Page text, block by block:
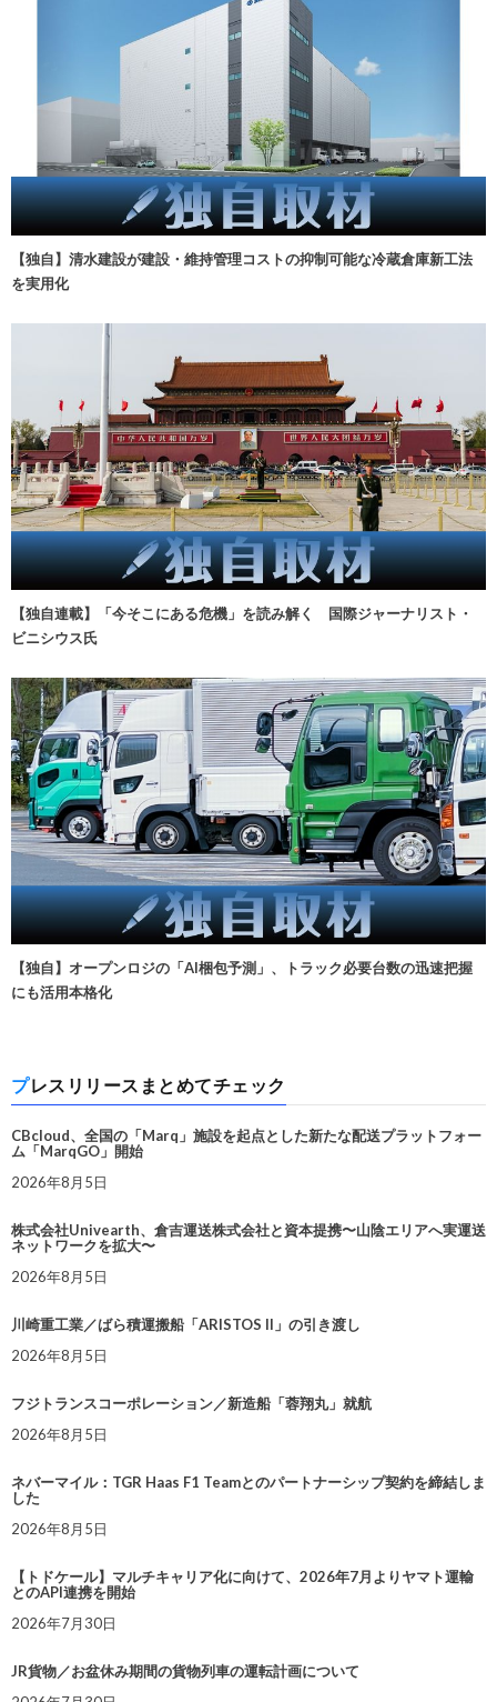
【独自】清水建設が建設・維持管理コストの抑制可能な冷蔵倉庫新工法
を実用化
【独自連載】「今そこにある危機」を読み解く 国際ジャーナリスト・
ビニシウス氏
【独自】オープンロジの「AI梱包予測」、トラック必要台数の迅速把握
にも活用本格化
プレスリリースまとめてチェック
CBcloud、全国の「Marq」施設を起点とした新たな配送プラットフォー
ム「MarqGO」開始
2026年8月5日
株式会社Univearth、倉吉運送株式会社と資本提携〜山陰エリアへ実運送
ネットワークを拡大〜
2026年8月5日
川崎重工業／ばら積運搬船「ARISTOS II」の引き渡し
2026年8月5日
フジトランスコーポレーション／新造船「蓉翔丸」就航
2026年8月5日
ネバーマイル：TGR Haas F1 Teamとのパートナーシップ契約を締結しま
した
2026年8月5日
【トドケール】マルチキャリア化に向けて、2026年7月よりヤマト運輸
とのAPI連携を開始
2026年7月30日
JR貨物／お盆休み期間の貨物列車の運転計画について